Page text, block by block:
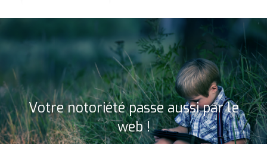
Votre notoriété passe aussi par le
web !